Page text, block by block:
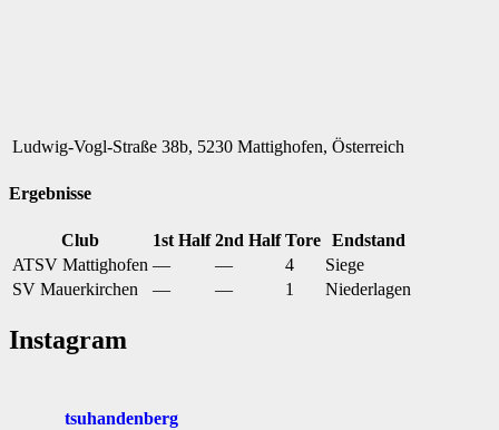
Ludwig-Vogl-Straße 38b, 5230 Mattighofen, Österreich
Ergebnisse
Club 1st Half 2nd Half Tore Endstand
ATSV Mattighofen — — 4
Siege
SV Mauerkirchen
— — 1 Niederlagen
Instagram
tsuhandenberg